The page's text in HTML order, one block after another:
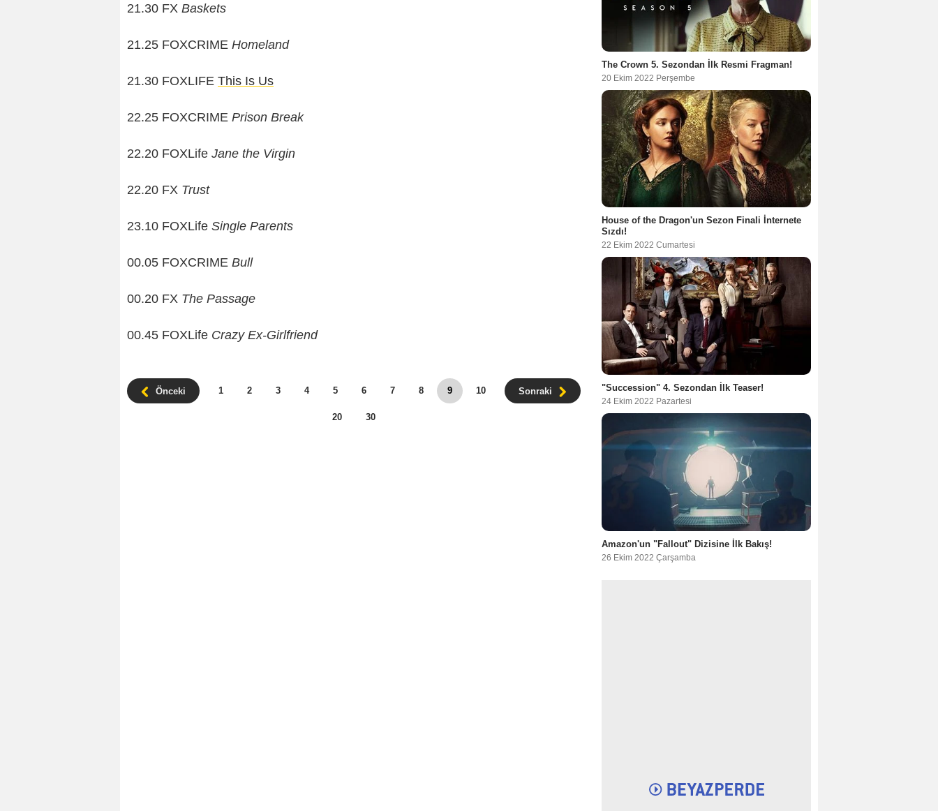
21.30 FX Baskets
21.25 FOXCRIME Homeland
21.30 FOXLIFE This Is Us
22.25 FOXCRIME Prison Break
22.20 FOXLife Jane the Virgin
22.20 FX Trust
23.10 FOXLife Single Parents
00.05 FOXCRIME Bull
00.20 FX The Passage
00.45 FOXLife Crazy Ex-Girlfriend
Önceki Sonraki
1 2 3 4 5 6 7 8 9 10
20 30
The Crown 5. Sezondan İlk Resmi Fragman!
20 Ekim 2022 Perşembe
House of the Dragon'un Sezon Finali İnternete
Sızdı!
22 Ekim 2022 Cumartesi
"Succession" 4. Sezondan İlk Teaser!
24 Ekim 2022 Pazartesi
Amazon'un "Fallout" Dizisine İlk Bakış!
26 Ekim 2022 Çarşamba